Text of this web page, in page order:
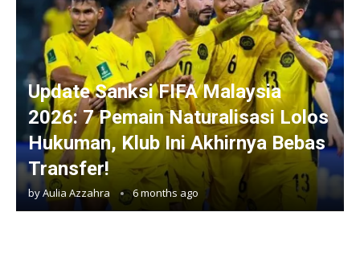
Update Sanksi FIFA Malaysia
2026: 7 Pemain Naturalisasi Lolos
Hukuman, Klub Ini Akhirnya Bebas
Transfer!
byAulia Azzahra 6 months ago